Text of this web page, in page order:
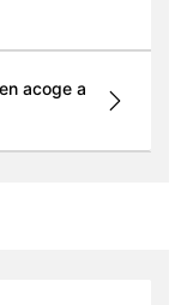
acoge a